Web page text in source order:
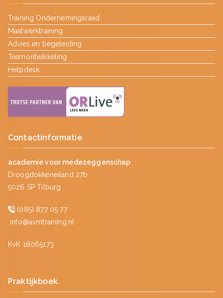
Training Ondernemingsraad
Maatwerktraining
Advies en begeleiding
Teamontwikkeling
Helpdesk
Contactinformatie
academie voor medezeggenschap
Droogdokkeneiland 27b
5026 SP Tilburg
(085) 877 05 77
info@avmtraining.nl
KvK 18065173
Praktijkboek